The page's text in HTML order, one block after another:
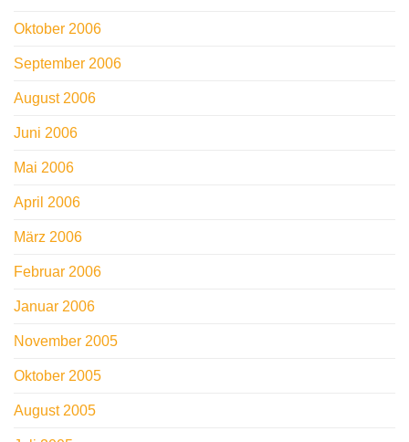
Oktober 2006
September 2006
August 2006
Juni 2006
Mai 2006
April 2006
März 2006
Februar 2006
Januar 2006
November 2005
Oktober 2005
August 2005